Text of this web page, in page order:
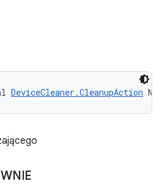
DeviceCleaner.CleanupAction